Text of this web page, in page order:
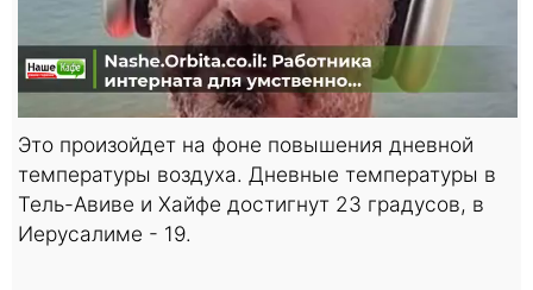
Это произойдет на фоне повышения дневной
температуры воздуха. Дневные температуры в
Тель-Авиве и Хайфе достигнут 23 градусов, в
Иерусалиме - 19.